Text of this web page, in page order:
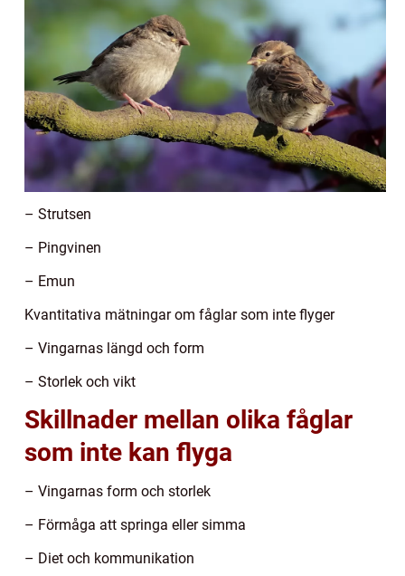
– Strutsen
– Pingvinen
– Emun
Kvantitativa mätningar om fåglar som inte flyger
– Vingarnas längd och form
– Storlek och vikt
Skillnader mellan olika fåglar
som inte kan flyga
– Vingarnas form och storlek
– Förmåga att springa eller simma
– Diet och kommunikation